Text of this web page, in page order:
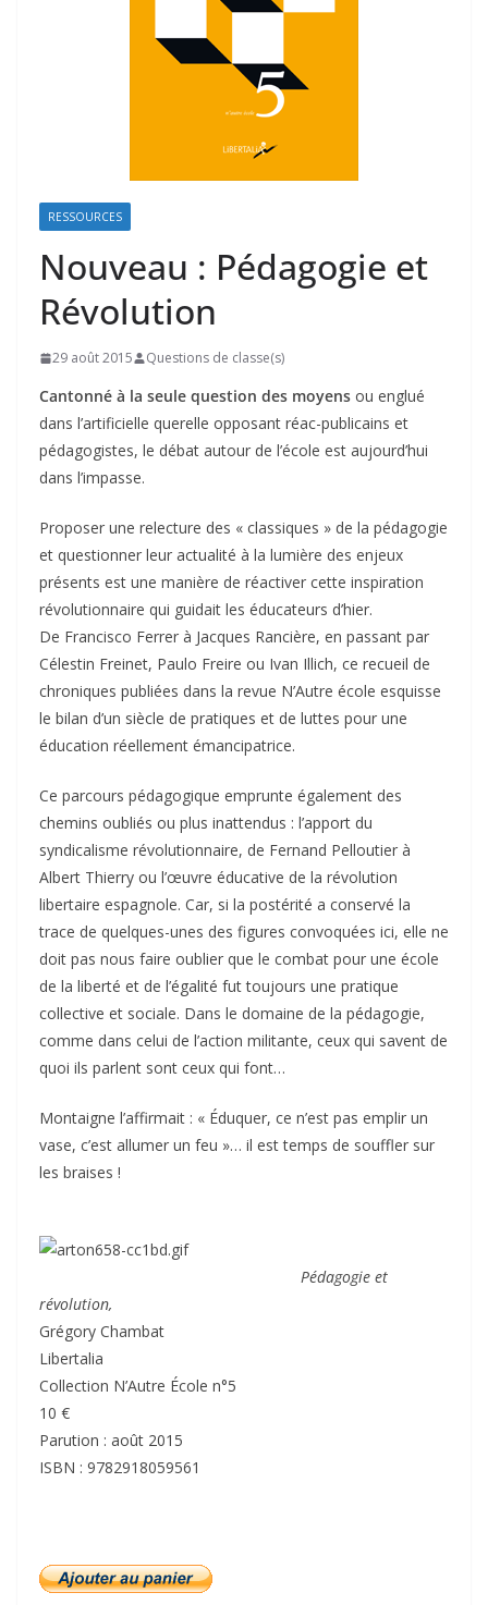
RESSOURCES
Nouveau : Pédagogie et
Révolution
29 août 2015 Questions de classe(s)
Cantonné à la seule question des moyens ou englué
dans l’artificielle querelle opposant réac-publicains et
pédagogistes, le débat autour de l’école est aujourd’hui
dans l’impasse.
Proposer une relecture des « classiques » de la pédagogie
et questionner leur actualité à la lumière des enjeux
présents est une manière de réactiver cette inspiration
révolutionnaire qui guidait les éducateurs d’hier.
De Francisco Ferrer à Jacques Rancière, en passant par
Célestin Freinet, Paulo Freire ou Ivan Illich, ce recueil de
chroniques publiées dans la revue N’Autre école esquisse
le bilan d’un siècle de pratiques et de luttes pour une
éducation réellement émancipatrice.
Ce parcours pédagogique emprunte également des
chemins oubliés ou plus inattendus : l’apport du
syndicalisme révolutionnaire, de Fernand Pelloutier à
Albert Thierry ou l’œuvre éducative de la révolution
libertaire espagnole. Car, si la postérité a conservé la
trace de quelques-unes des figures convoquées ici, elle ne
doit pas nous faire oublier que le combat pour une école
de la liberté et de l’égalité fut toujours une pratique
collective et sociale. Dans le domaine de la pédagogie,
comme dans celui de l’action militante, ceux qui savent de
quoi ils parlent sont ceux qui font…
Montaigne l’affirmait : « Éduquer, ce n’est pas emplir un
vase, c’est allumer un feu »… il est temps de souffler sur
les braises !
Pédagogie et
révolution,
Grégory Chambat
Libertalia
Collection N’Autre École n°5
10 €
Parution : août 2015
ISBN : 9782918059561